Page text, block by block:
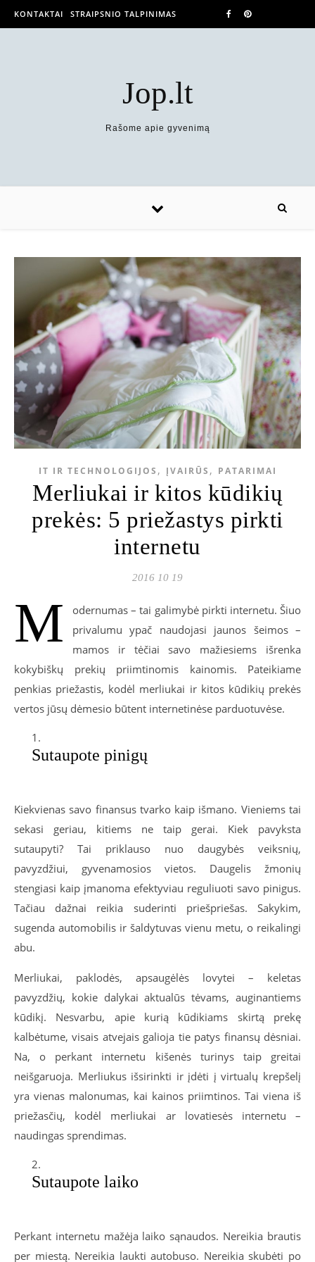
KONTAKTAI STRAIPSNIO TALPINIMAS
Jop.lt
Rašome apie gyvenimą
IT IR TECHNOLOGIJOS , ĮVAIRŪS , PATARIMAI
Merliukai ir kitos kūdikių
prekės: 5 priežastys pirkti
internetu
2016 10 19
M
odernumas – tai galimybė pirkti internetu. Šiuo
privalumu ypač naudojasi jaunos šeimos –
mamos ir tėčiai savo mažiesiems išrenka
kokybiškų prekių priimtinomis kainomis. Pateikiame
penkias priežastis, kodėl merliukai ir kitos kūdikių prekės
vertos jūsų dėmesio būtent internetinėse parduotuvėse.
Sutaupote pinigų
Kiekvienas savo finansus tvarko kaip išmano. Vieniems tai
sekasi geriau, kitiems ne taip gerai. Kiek pavyksta
sutaupyti? Tai priklauso nuo daugybės veiksnių,
pavyzdžiui, gyvenamosios vietos. Daugelis žmonių
stengiasi kaip įmanoma efektyviau reguliuoti savo pinigus.
Tačiau dažnai reikia suderinti priešpriešas. Sakykim,
sugenda automobilis ir šaldytuvas vienu metu, o reikalingi
abu.
Merliukai, paklodės, apsaugėlės lovytei – keletas
pavyzdžių, kokie dalykai aktualūs tėvams, auginantiems
kūdikį. Nesvarbu, apie kurią kūdikiams skirtą prekę
kalbėtume, visais atvejais galioja tie patys finansų dėsniai.
Na, o perkant internetu kišenės turinys taip greitai
neišgaruoja. Merliukus išsirinkti ir įdėti į virtualų krepšelį
yra vienas malonumas, kai kainos priimtinos. Tai viena iš
priežasčių, kodėl merliukai ar lovatiesės internetu –
naudingas sprendimas.
Sutaupote laiko
Perkant internetu mažėja laiko sąnaudos. Nereikia brautis
per miestą. Nereikia laukti autobuso. Nereikia skubėti po